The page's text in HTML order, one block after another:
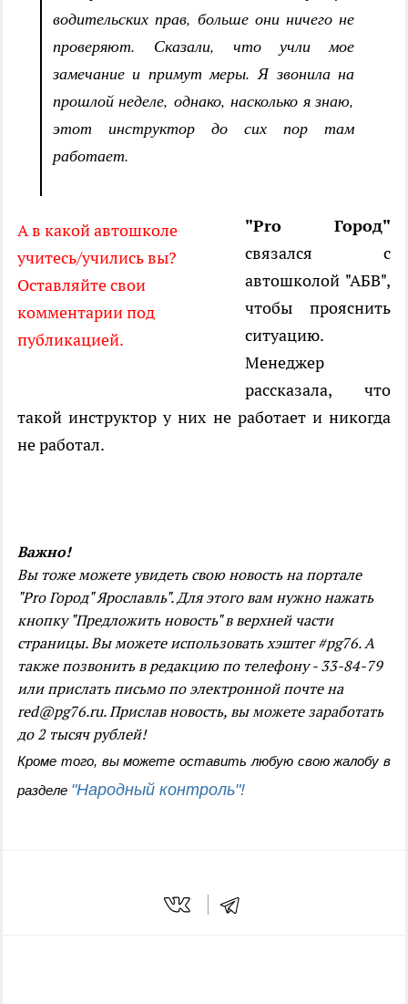
водительских прав, больше они ничего не
проверяют. Сказали, что учли мое
замечание и примут меры. Я звонила на
прошлой неделе, однако, насколько я знаю,
этот инструктор до сих пор там
работает.
А в какой автошколе
учитесь/учились вы?
Оставляйте свои
комментарии под
публикацией.
"Pro Город"
связался с
автошколой "АБВ",
чтобы прояснить
ситуацию.
Менеджер
рассказала, что
такой инструктор у них не работает и никогда
не работал.
Важно!
Вы тоже можете увидеть свою новость на портале
"Pro Город" Ярославль". Для этого вам нужно нажать
кнопку "Предложить новость" в верхней части
страницы. Вы можете использовать хэштег #pg76. А
также позвонить в редакцию по телефону - 33-84-79
или прислать письмо по электронной почте на
red@pg76.ru. Прислав новость, вы можете заработать
до 2 тысяч рублей!
Кроме того, вы можете оставить любую свою жалобу в
разделе "Народный контроль"!